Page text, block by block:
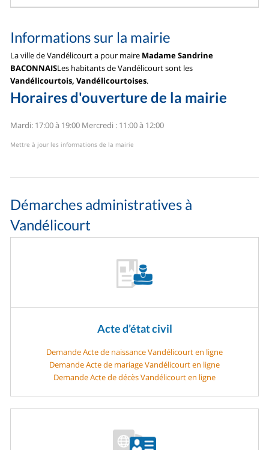
Informations sur la mairie
La ville de Vandélicourt a pour maire Madame Sandrine
BACONNAISLes habitants de Vandélicourt sont les
Vandélicourtois, Vandélicourtoises.
Horaires d'ouverture de la mairie
Mardi: 17:00 à 19:00 Mercredi : 11:00 à 12:00
Mettre à jour les informations de la mairie
Démarches administratives à
Vandélicourt
Acte d’état civil
Demande Acte de naissance Vandélicourt en ligne
Demande Acte de mariage Vandélicourt en ligne
Demande Acte de décès Vandélicourt en ligne